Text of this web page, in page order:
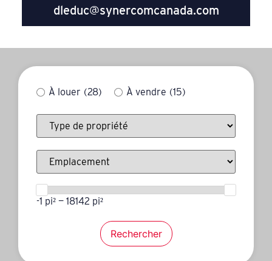
dleduc@synercomcanada.com
À louer (28) À vendre (15)
-1 pi² — 18142 pi²
Rechercher